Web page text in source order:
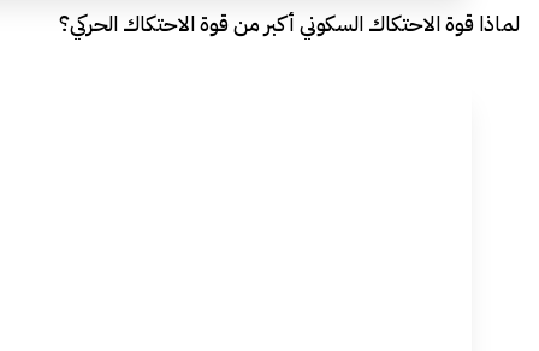
لماذا قوة الاحتكاك السكوني أكبر من قوة الاحتكاك الحركي؟